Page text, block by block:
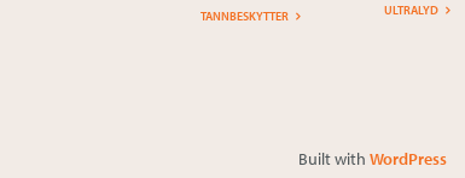
TANNBESKYTTER ULTRALYD
Built with WordPress